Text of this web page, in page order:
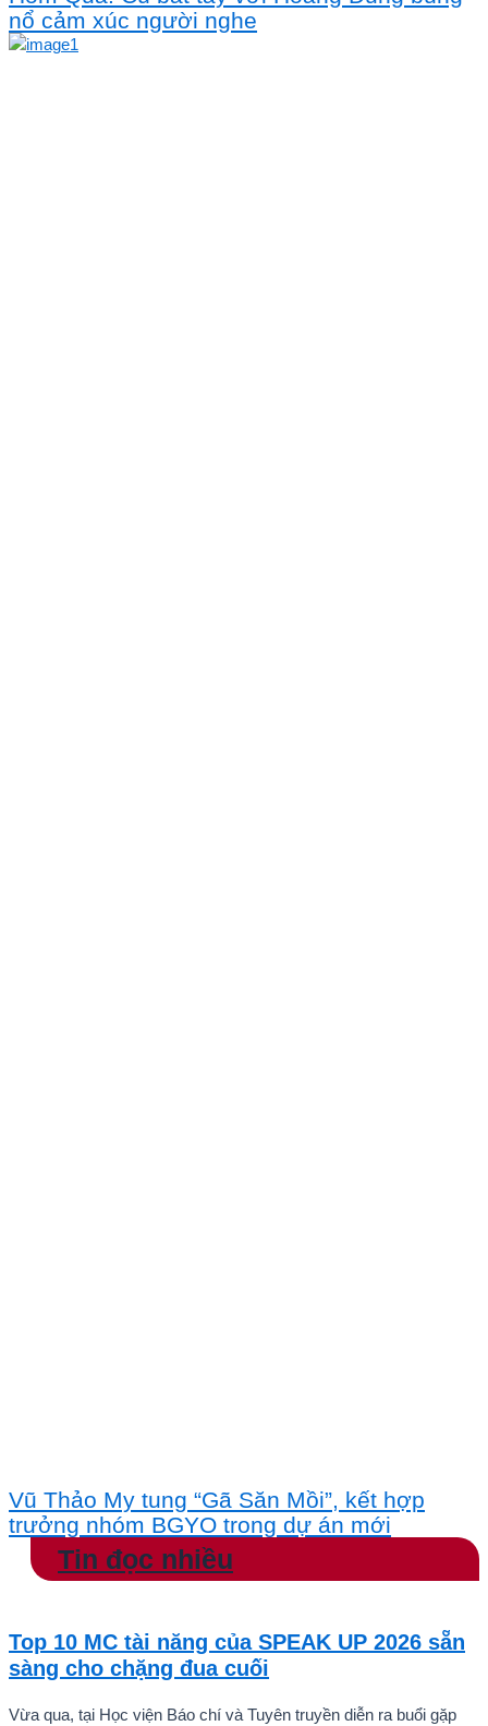
nổ cảm xúc người nghe
Vũ Thảo My tung “Gã Săn Mồi”, kết hợp
trưởng nhóm BGYO trong dự án mới
Tin đọc nhiều
Top 10 MC tài năng của SPEAK UP 2026 sẵn
sàng cho chặng đua cuối
Vừa qua, tại Học viện Báo chí và Tuyên truyền diễn ra buổi gặp